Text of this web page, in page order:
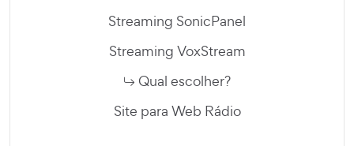
Streaming SonicPanel
Streaming VoxStream
Qual escolher?
Site para Web Rádio